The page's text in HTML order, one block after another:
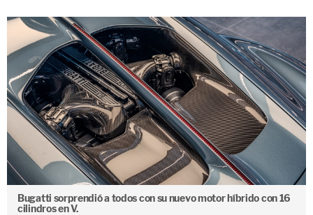
Bugatti sorprendió a todos con su nuevo motor híbrido con 16
cilindros en V.